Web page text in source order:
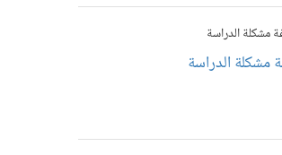
مشكلة الدراسة